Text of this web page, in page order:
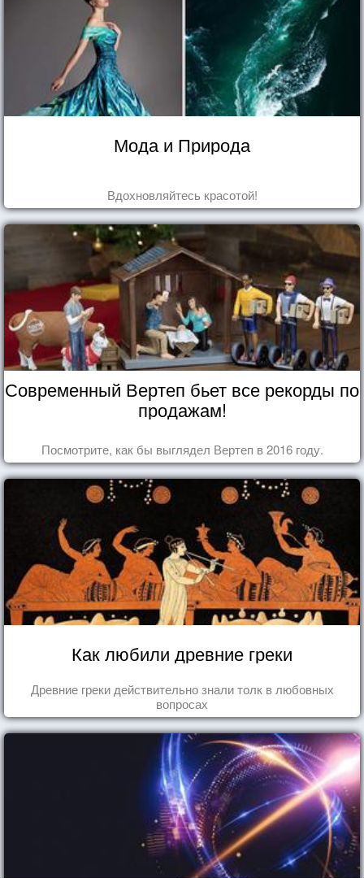
Мода и Природа
Вдохновляйтесь красотой!
Современный Вертеп бьет все рекорды по
продажам!
Посмотрите, как бы выглядел Вертеп в 2016 году.
Как любили древние греки
Древние греки действительно знали толк в любовных
вопросах